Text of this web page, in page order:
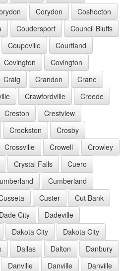
Corydon
Coshocton
Coudersport
Council Bluffs
Coupeville
Courtland
Covington
Covington
Craig Crandon
Crane
Crawfordville
Creede
Creston
Crestview
Crookston
Crosby
Crossville Crowell
Crowley
Crystal Falls
Cuero
Cumberland
Custer
Cut Bank
Dade City
Dadeville
Dakota City
Dakota City
Dallas Dalton
Danbury
Danville Danville
Danville